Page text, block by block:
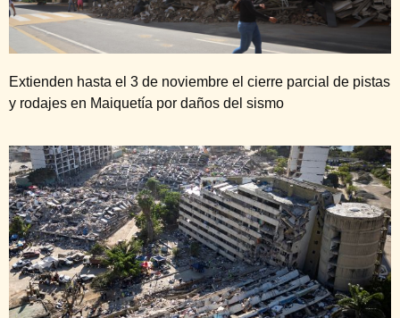
Extienden hasta el 3 de noviembre el cierre parcial de pistas
y rodajes en Maiquetía por daños del sismo